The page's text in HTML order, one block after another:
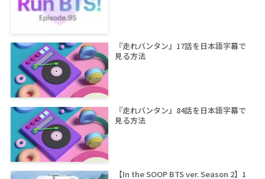
『走れバンタン』17話を日本語字幕で
見る方法
『走れバンタン』84話を日本語字幕で
見る方法
【In the SOOP BTS ver. Season 2】1